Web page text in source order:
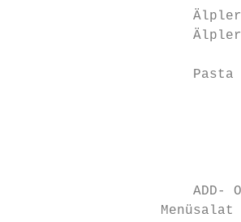
ADD-